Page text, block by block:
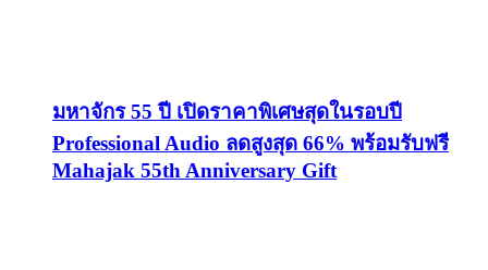
มหาจักร 55 ปี เปิดราคาพิเศษสุดในรอบปี
Professional Audio ลดสูงสุด 66% พร้อมรับฟรี
Mahajak 55th Anniversary Gift